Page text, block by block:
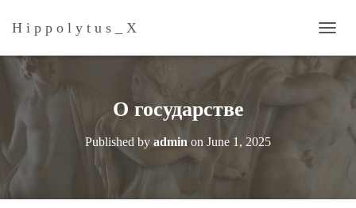
H i p p o l y t u s _ Х
O
О государстве
Published by adminon June 1, 2025